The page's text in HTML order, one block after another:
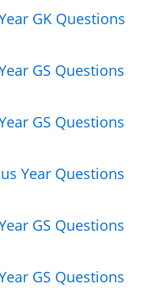
GK Questions
GS Questions
GS Questions
Year Questions
GS Questions
GS Questions